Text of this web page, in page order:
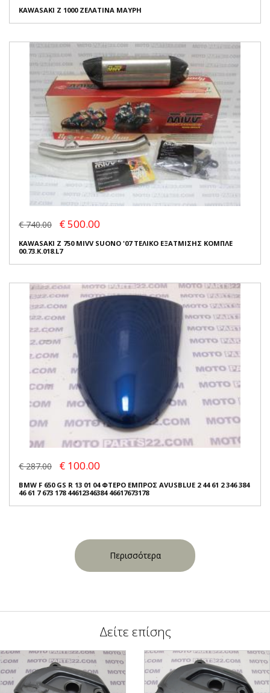
KAWASAKI Z 1000 ΖΕΛΑΤΙΝΑ ΜΑΥΡΗ
€ 740.00 € 500.00
KAWASAKI Z 750 MIVV SUONO '07 ΤΕΛΙΚΟ ΕΞΑΤΜΙΣΗΣ ΚΟΜΠΛΕ
00.73.K.018.L7
€ 287.00 € 100.00
BMW F 650 GS R 13 01 04 ΦΤΕΡΟ ΕΜΠΡΟΣ AVUSBLUE 2 44 61 2 346 384
46 61 7 673 178 44612346384 46617673178
Περισσότερα
Δείτε επίσης